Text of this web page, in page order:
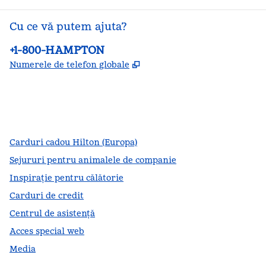
Cu ce vă putem ajuta?
Telefon:
+1-800-HAMPTON
Numerele de telefon globale ,
Carduri cadou Hilton (Europa)
Sejururi pentru animalele de companie
Inspirație pentru călătorie
Carduri de credit
Centrul de asistență
Acces special web
Media